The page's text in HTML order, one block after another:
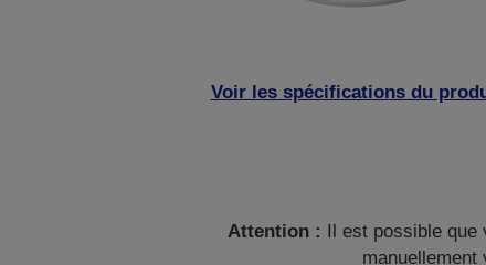
Voir les spécifications du
Attention :
Il est possible